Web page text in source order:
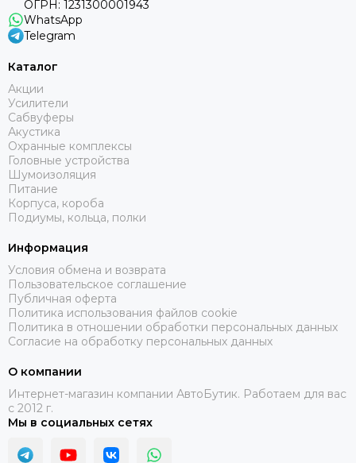
ОГРН: 1231300001943
WhatsApp
Telegram
Каталог
Акции
Усилители
Сабвуферы
Акустика
Охранные комплексы
Головные устройства
Шумоизоляция
Питание
Корпуса, короба
Подиумы, кольца, полки
Информация
Условия обмена и возврата
Пользовательское соглашение
Публичная оферта
Политика использования файлов cookie
Политика в отношении обработки персональных данных
Согласие на обработку персональных данных
О компании
Интернет-магазин компании АвтоБутик. Работаем для вас
с 2012 г.
Мы в социальных сетях